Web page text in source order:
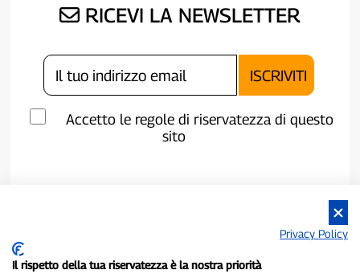
RICEVI LA NEWSLETTER
Accetto le regole di riservatezza di questo
sito
Privacy Policy
Il rispetto della tua riservatezza è la nostra priorità